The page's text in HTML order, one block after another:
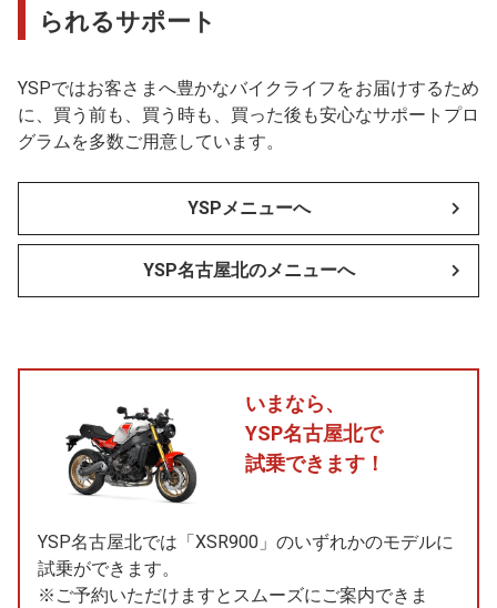
られるサポート
YSPではお客さまへ豊かなバイクライフをお届けするため
に、買う前も、買う時も、買った後も安心なサポートプロ
グラムを多数ご用意しています。
YSPメニューへ
YSP名古屋北のメニューへ
いまなら、
YSP名古屋北で
試乗できます！
YSP名古屋北では「XSR900」のいずれかのモデルに
試乗ができます。
※ご予約いただけますとスムーズにご案内できま